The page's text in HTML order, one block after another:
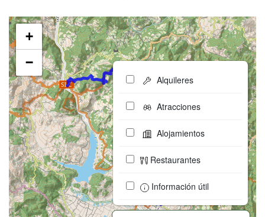
+
−
Alquileres
Atracciones
Alojamientos
Restaurantes
Información útil